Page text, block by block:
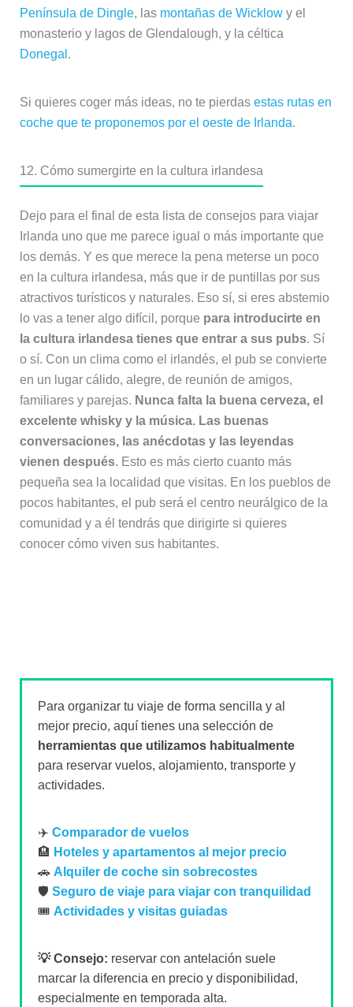
Península de Dingle, las montañas de Wicklowy el
monasterio y lagos de Glendalough, y la céltica
Donegal .
Si quieres coger más ideas, no te pierdas estas rutas en
coche que te proponemos por el oeste de Irlanda.
12. Cómo sumergirte en la cultura irlandesa
Dejo para el final de esta lista de consejos para viajar
Irlanda uno que me parece igual o más importante que
los demás. Y es que merece la pena meterse un poco
en la cultura irlandesa, más que ir de puntillas por sus
atractivos turísticos y naturales. Eso sí, si eres abstemio
lo vas a tener algo difícil, porque para introducirte en
la cultura irlandesa tienes que entrar a sus pubs. Sí
o sí. Con un clima como el irlandés, el pub se convierte
en un lugar cálido, alegre, de reunión de amigos,
familiares y parejas. Nunca falta la buena cerveza, el
excelente whisky y la música. Las buenas
conversaciones, las anécdotas y las leyendas
vienen después. Esto es más cierto cuanto más
pequeña sea la localidad que visitas. En los pueblos de
pocos habitantes, el pub será el centro neurálgico de la
comunidad y a él tendrás que dirigirte si quieres
conocer cómo viven sus habitantes.
Para organizar tu viaje de forma sencilla y al
mejor precio, aquí tienes una selección de
herramientas que utilizamos habitualmente
para reservar vuelos, alojamiento, transporte y
actividades.
✈️ Comparador de vuelos
🏨 Hoteles y apartamentos al mejor precio
🚗 Alquiler de coche sin sobrecostes
🛡️ Seguro de viaje para viajar con tranquilidad
🎟️ Actividades y visitas guiadas
💡 Consejo: reservar con antelación suele
marcar la diferencia en precio y disponibilidad,
especialmente en temporada alta.